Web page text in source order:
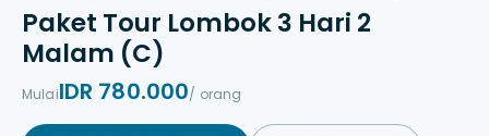
Paket Tour Lombok 3 Hari 2
Malam (C)
MulaiIDR 780.000/ orang